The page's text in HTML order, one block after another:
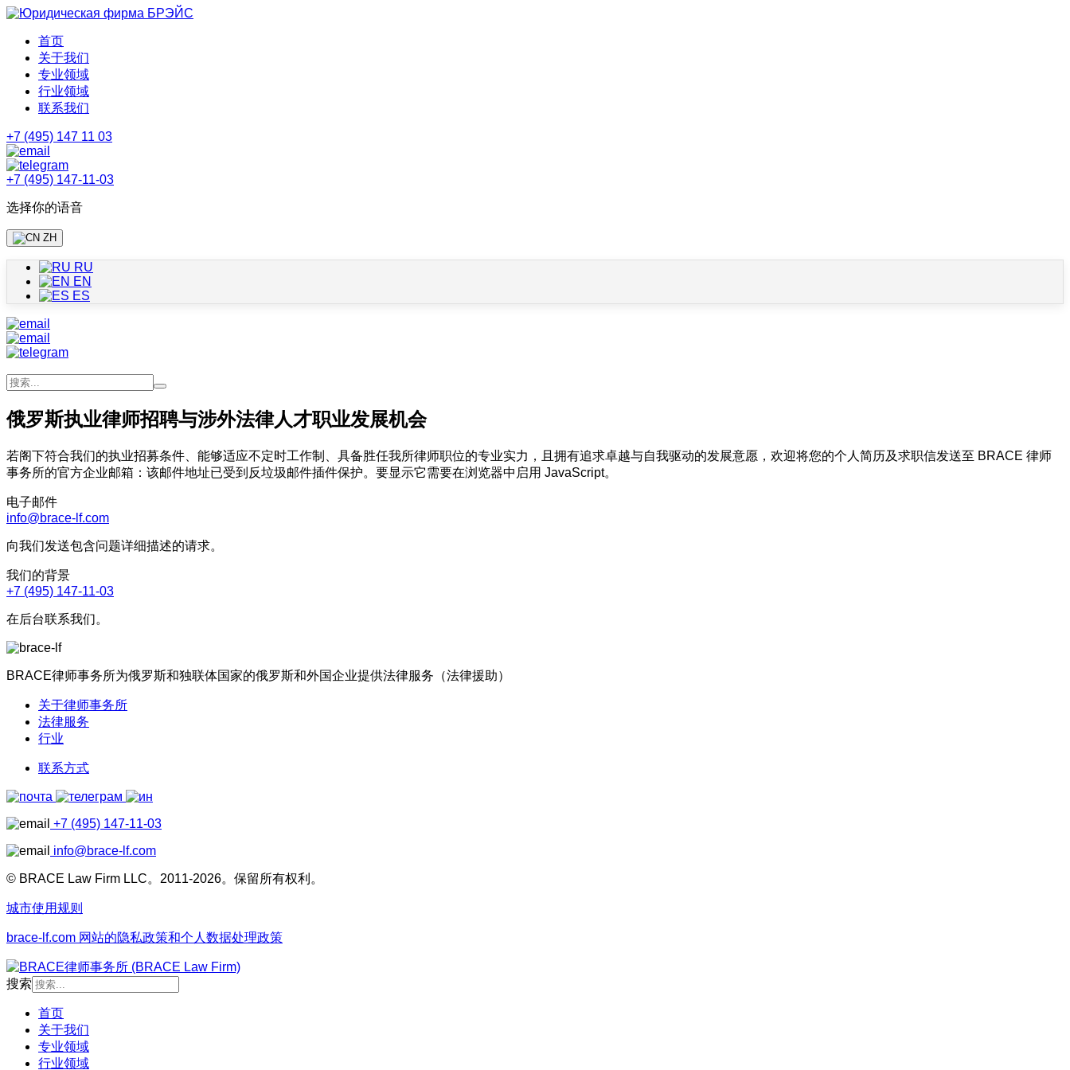
首页
关于我们
专业领域
行业领域
联系我们
+7 (495) 147 11 03
+7 (495) 147-11-03
选择你的语音
ZH
RU
EN
ES
俄罗斯执业律师招聘与涉外法律人才职业发展机会
若阁下符合我们的执业招募条件、能够适应不定时工作制、具备胜任我所律师职位的专业实力，且拥有追求卓越与自我驱动的发展意愿，欢迎将您的个人简历及求职信发送至 BRACE 律师
事务所的官方企业邮箱： 该邮件地址已受到反垃圾邮件插件保护。要显示它需要在浏览器中启用 JavaScript。
电子邮件
info@brace-lf.com
向我们发送包含问题详细描述的请求。
我们的背景
+7 (495) 147-11-03
在后台联系我们。
BRACE律师事务所为俄罗斯和独联体国家的俄罗斯和外国企业提供法律服务（法律援助）
关于律师事务所
法律服务
行业
联系方式
+7 (495) 147-11-03
info@brace-lf.com
© BRACE Law Firm LLC。2011-2026。保留所有权利。
城市使用规则
brace-lf.com 网站的隐私政策和个人数据处理政策
搜索
首页
关于我们
专业领域
行业领域